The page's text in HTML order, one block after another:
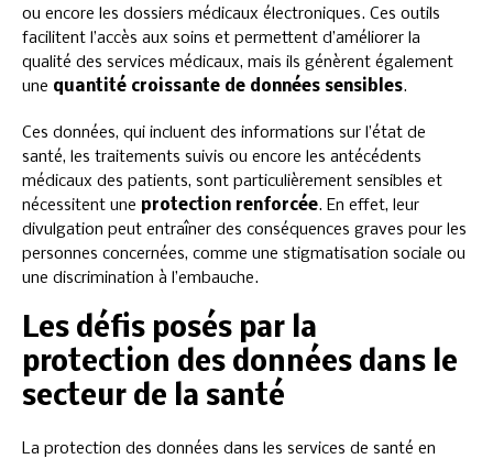
ou encore les dossiers médicaux électroniques. Ces outils
facilitent l’accès aux soins et permettent d’améliorer la
qualité des services médicaux, mais ils génèrent également
une quantité croissante de données sensibles.
Ces données, qui incluent des informations sur l’état de
santé, les traitements suivis ou encore les antécédents
médicaux des patients, sont particulièrement sensibles et
nécessitent une protection renforcée. En effet, leur
divulgation peut entraîner des conséquences graves pour les
personnes concernées, comme une stigmatisation sociale ou
une discrimination à l’embauche.
Les défis posés par la
protection des données dans le
secteur de la santé
La protection des données dans les services de santé en